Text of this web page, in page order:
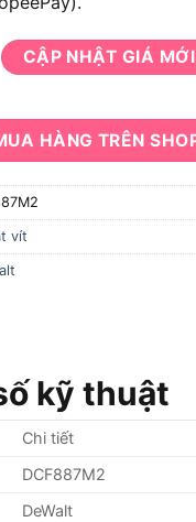
CẬP NHẬT GIÁ MỚI
lực DeWalt DCF887M2
HÀNG TRÊN
vít
kỹ thuật
Chi tiết
DCF887M2
DeWalt